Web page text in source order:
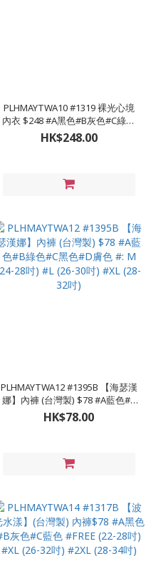
PLHMAYTWA10 #1319 裸光心境
內衣 $248 #A黑色#B灰色#C綠色
#D米色 #32-46 D-H杯
HK$248.00
PLHMAYTWA12 #1395B 【海瑟漢
娜】內褲 (台灣製) $78 #A藍色#B
綠色#C黑色#D膚色 #: M (24-28
吋) #L (26-30吋) #XL (28-32吋)
HK$78.00